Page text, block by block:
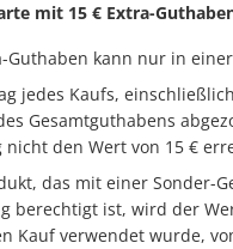
mit 15 € Extra-
Guthaben kann nur in
jedes Kaufs,
Gesamtguthabens
nicht den Wert von 15 €
das mit einer Sonder-
berechtigt ist, wird der
Kauf verwendet wurde,